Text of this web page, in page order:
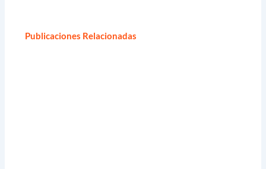
Publicaciones Relacionadas